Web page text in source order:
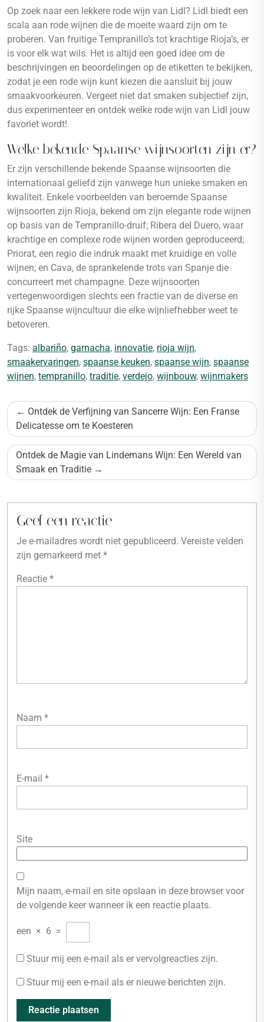
Op zoek naar een lekkere rode wijn van Lidl? Lidl biedt een
scala aan rode wijnen die de moeite waard zijn om te
proberen. Van fruitige Tempranillo’s tot krachtige Rioja’s, er
is voor elk wat wils. Het is altijd een goed idee om de
beschrijvingen en beoordelingen op de etiketten te bekijken,
zodat je een rode wijn kunt kiezen die aansluit bij jouw
smaakvoorkeuren. Vergeet niet dat smaken subjectief zijn,
dus experimenteer en ontdek welke rode wijn van Lidl jouw
favoriet wordt!
Welke bekende Spaanse wijnsoorten zijn er?
Er zijn verschillende bekende Spaanse wijnsoorten die
internationaal geliefd zijn vanwege hun unieke smaken en
kwaliteit. Enkele voorbeelden van beroemde Spaanse
wijnsoorten zijn Rioja, bekend om zijn elegante rode wijnen
op basis van de Tempranillo-druif; Ribera del Duero, waar
krachtige en complexe rode wijnen worden geproduceerd;
Priorat, een regio die indruk maakt met kruidige en volle
wijnen; en Cava, de sprankelende trots van Spanje die
concurreert met champagne. Deze wijnsoorten
vertegenwoordigen slechts een fractie van de diverse en
rijke Spaanse wijncultuur die elke wijnliefhebber weet te
betoveren.
Tags: albariño, garnacha, innovatie, rioja wijn,
smaakervaringen, spaanse keuken, spaanse wijn, spaanse
wijnen, tempranillo, traditie, verdejo, wijnbouw, wijnmakers
Bericht
navigatie
Ontdek de Verfijning van Sancerre Wijn: Een Franse
Delicatesse om te Koesteren
Ontdek de Magie van Lindemans Wijn: Een Wereld van
Smaak en Traditie
Geef een reactie
Je e-mailadres wordt niet gepubliceerd. Vereiste velden
zijn gemarkeerd met *
Reactie *
Naam *
E-mail *
Site
Mijn naam, e-mail en site opslaan in deze browser voor
de volgende keer wanneer ik een reactie plaats.
een × 6 =
Stuur mij een e-mail als er vervolgreacties zijn.
Stuur mij een e-mail als er nieuwe berichten zijn.